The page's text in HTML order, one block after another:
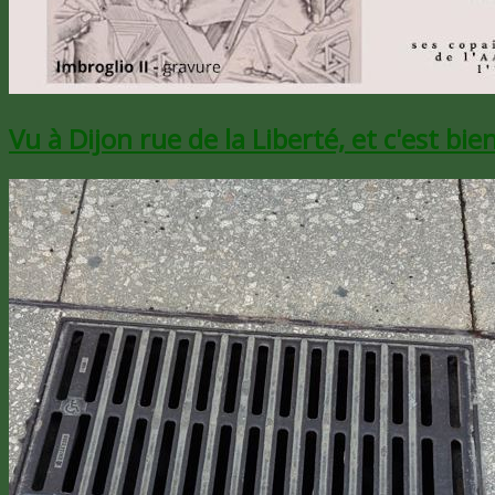
Vu à Dijon rue de la Liberté, et c'est